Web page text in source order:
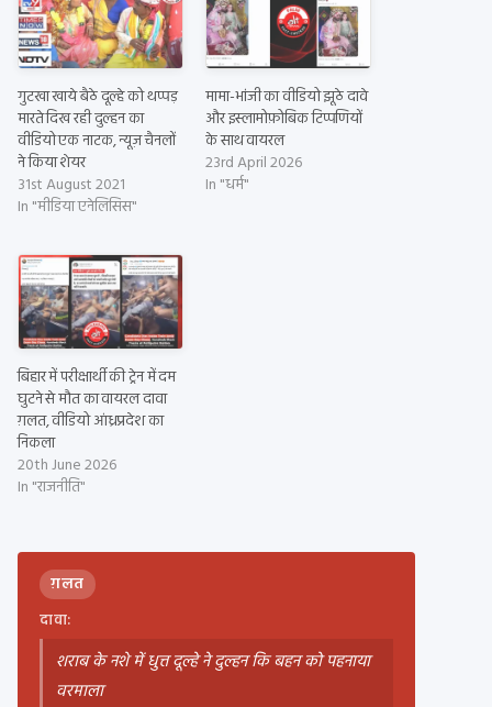
गुटखा खाये बैठे दूल्हे को थप्पड़
मारते दिख रही दुल्हन का
वीडियो एक नाटक, न्यूज़ चैनलों
ने किया शेयर
31st August 2021
In "मीडिया एनेलिसिस"
मामा-भांजी का वीडियो झूठे दावे
और इस्लामोफ़ोबिक टिप्पणियों
के साथ वायरल
23rd April 2026
In "धर्म"
बिहार में परीक्षार्थी की ट्रेन में दम
घुटने से मौत का वायरल दावा
ग़लत, वीडियो आंध्रप्रदेश का
निकला
20th June 2026
In "राजनीति"
ग़लत
दावा:
शराब के नशे में धुत्त दूल्हे ने दुल्हन कि बहन को पहनाया
वरमाला